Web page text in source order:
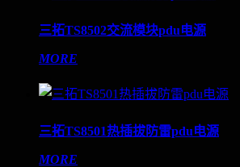
三拓TS8502交流模块pdu电源
MORE
三拓TS8501热插拔防雷pdu电源
MORE